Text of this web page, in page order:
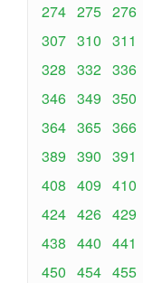
274 275 276
307 310 311
328 332 336
346 349 350
364 365 366
389 390 391
408 409 410
424 426 429
438 440 441
450 454 455